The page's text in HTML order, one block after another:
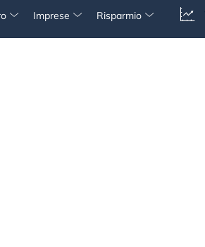
Imprese Risparmio